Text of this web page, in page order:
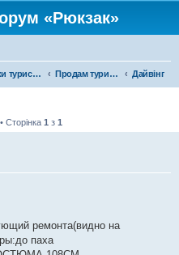
«Рюкзак»
Дошки туристичних оголошень Продам туристичне спорядження Дайвінг
Сторінка 1 з 1
ремонта(видно на
паха